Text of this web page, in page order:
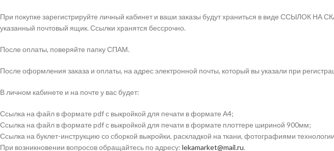
При покупке зарегистрируйте личный кабинет и ваши заказы будут храниться в виде ССЫЛОК
указанный почтовый ящик. Ссылки хранятся бессрочно.
После оплаты, поверяйте папку СПАМ.
После оформления заказа и оплаты, на адрес электронной почты, который вы указали при
В личном кабинете и на почте у вас будет:
Ссылка на файл в формате pdf с выкройкой для печати в формате А4;
Ссылка на файл в формате pdf с выкройкой для печати в формате плоттере шириной 900мм;
Ссылка на буклет-инструкцию со сборкой выкройки, раскладкой на ткани, фотографиями
При возникновении вопросов обращайтесь по адресу: lekamarket@mail.ru.